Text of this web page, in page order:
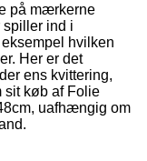
på mærkerne
ind i
hvilken
Her er det
ens kvittering,
sit køb af Folie
uafhængig om